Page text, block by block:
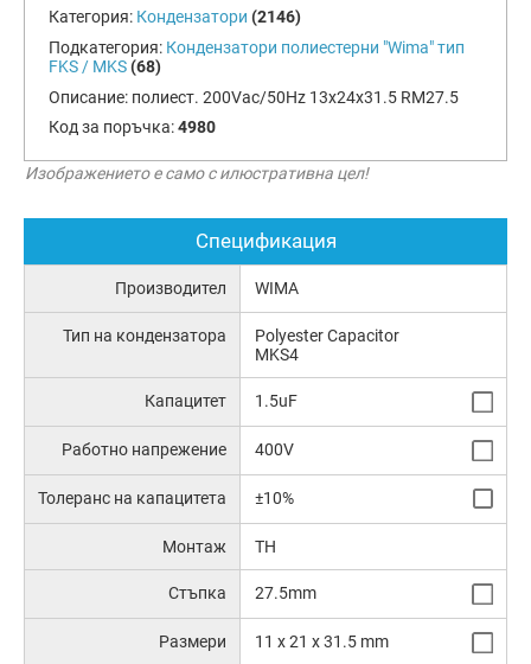
Категория: Кондензатори (2146)
Подкатегория: Кондензатори полиестерни "Wima" тип
FKS / MKS (68)
Описание: полиест. 200Vac/50Hz 13х24х31.5 RM27.5
Код за поръчка:4980
Изображението е само с илюстративна цел!
Спецификация
Производител WIMA
Тип на кондензатора
Polyester Capacitor
MKS4
Капацитет 1.5uF
Работно напрежение 400V
Толеранс на капацитета ±10%
Монтаж TH
Стъпка 27.5mm
Размери 11 x 21 x 31.5 mm